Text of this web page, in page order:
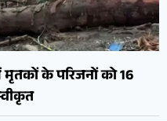
के परिजनों को 16